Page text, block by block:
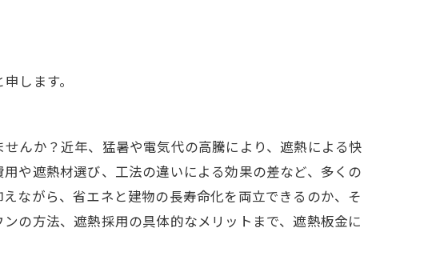
します。
んか？近年、猛暑や電気代の高騰により、遮熱による快
や遮熱材選び、工法の違いによる効果の差など、多くの
ながら、省エネと建物の長寿命化を両立できるのか、そ
の方法、遮熱採用の具体的なメリットまで、遮熱板金に